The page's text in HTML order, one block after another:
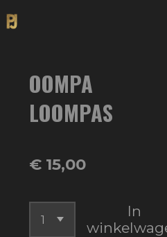
OOMPA
LOOMPAS
€ 15,00
In